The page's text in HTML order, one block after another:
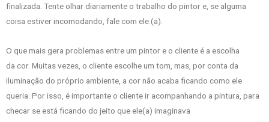
finalizada. Tente olhar diariamente o trabalho do pintor e, se alguma
coisa estiver incomodando, fale com ele (a).
O que mais gera problemas entre um pintor e o cliente é a escolha
da cor. Muitas vezes, o cliente escolhe um tom, mas, por conta da
iluminação do próprio ambiente, a cor não acaba ficando como ele
queria. Por isso, é importante o cliente ir acompanhando a pintura, para
checar se está ficando do jeito que ele(a) imaginava